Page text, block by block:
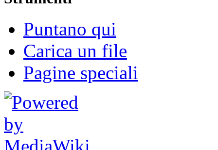
Puntano qui
Carica un file
Pagine speciali